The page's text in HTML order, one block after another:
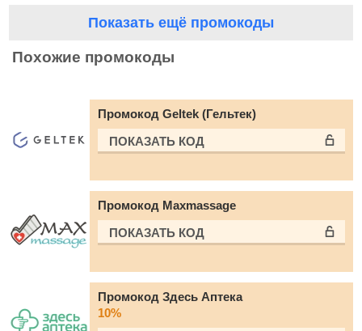
Показать ещё промокоды
Похожие промокоды
Промокод Geltek (Гельтек)
ПОКАЗАТЬ КОД
Промокод Maxmassage
ПОКАЗАТЬ КОД
Промокод Здесь Аптека
10%